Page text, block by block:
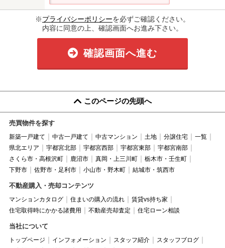
※プライバシーポリシーを必ずご確認ください。
内容に同意の上、確認画面へお進み下さい。
確認画面へ進む
このページの先頭へ
売買物件を探す
新築一戸建て 中古一戸建て 中古マンション 土地 分譲住宅
一覧
県北エリア
宇都宮北部 宇都宮西部 宇都宮東部
宇都宮南部
さくら市・高根沢町
鹿沼市 真岡・上三川町
栃木市・壬生町
下野市
佐野市・足利市 小山市・野木町 結城市・筑西市
不動産購入・売却コンテンツ
マンションカタログ 住まいの購入の流れ
賃貸vs持ち家
住宅取得時にかかる諸費用
不動産売却査定 住宅ローン相談
当社について
トップページ インフォメーション スタッフ紹介
スタッフブログ